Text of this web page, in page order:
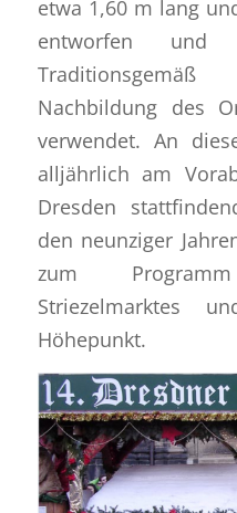
etwa 1,60 m lang
entworfen und
Nachbildung des
verwendet. An
alljährlich am
Dresden
den neunziger
zum
Striezelmarktes
Höhepunkt.